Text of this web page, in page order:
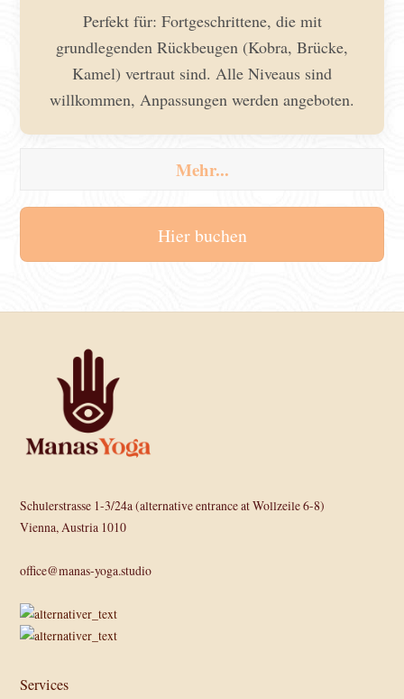
Perfekt für: Fortgeschrittene, die mit
grundlegenden Rückbeugen (Kobra, Brücke,
Kamel) vertraut sind. Alle Niveaus sind
willkommen, Anpassungen werden angeboten.
Mehr...
Hier buchen
Schulerstrasse 1-3/24a (alternative entrance at Wollzeile 6-8)
Vienna, Austria 1010
office@manas-yoga.studio
Services